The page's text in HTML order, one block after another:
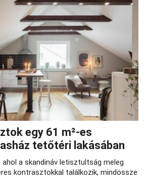
egy 61 m²-es
tetőtéri lakásában
a skandináv letisztultság meleg
kontrasztokkal találkozik, mindössze